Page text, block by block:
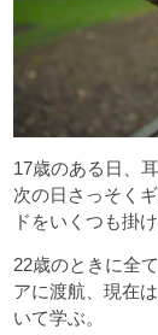
17歳のある日、
次の日さっそく
ドをいくつも掛
22歳のときに全
アに渡航、現在
いて学ぶ。